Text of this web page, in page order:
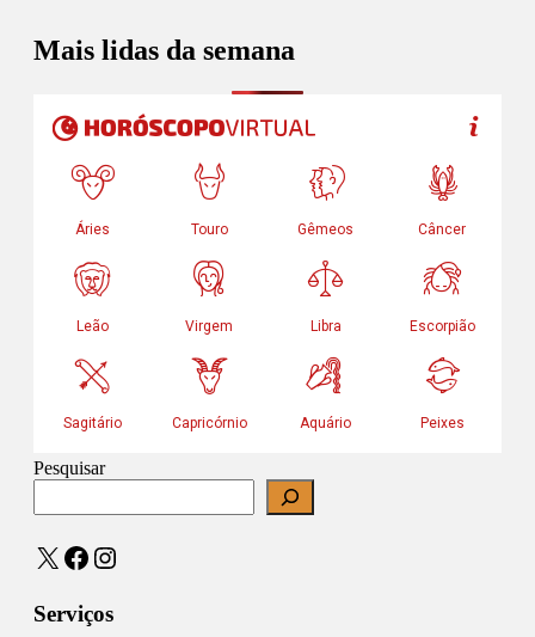
Mais lidas da semana
Pesquisar
X Facebook
Instagram
Serviços